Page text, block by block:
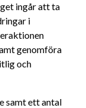
ingår att ta
i
genomföra
och
samt ett antal